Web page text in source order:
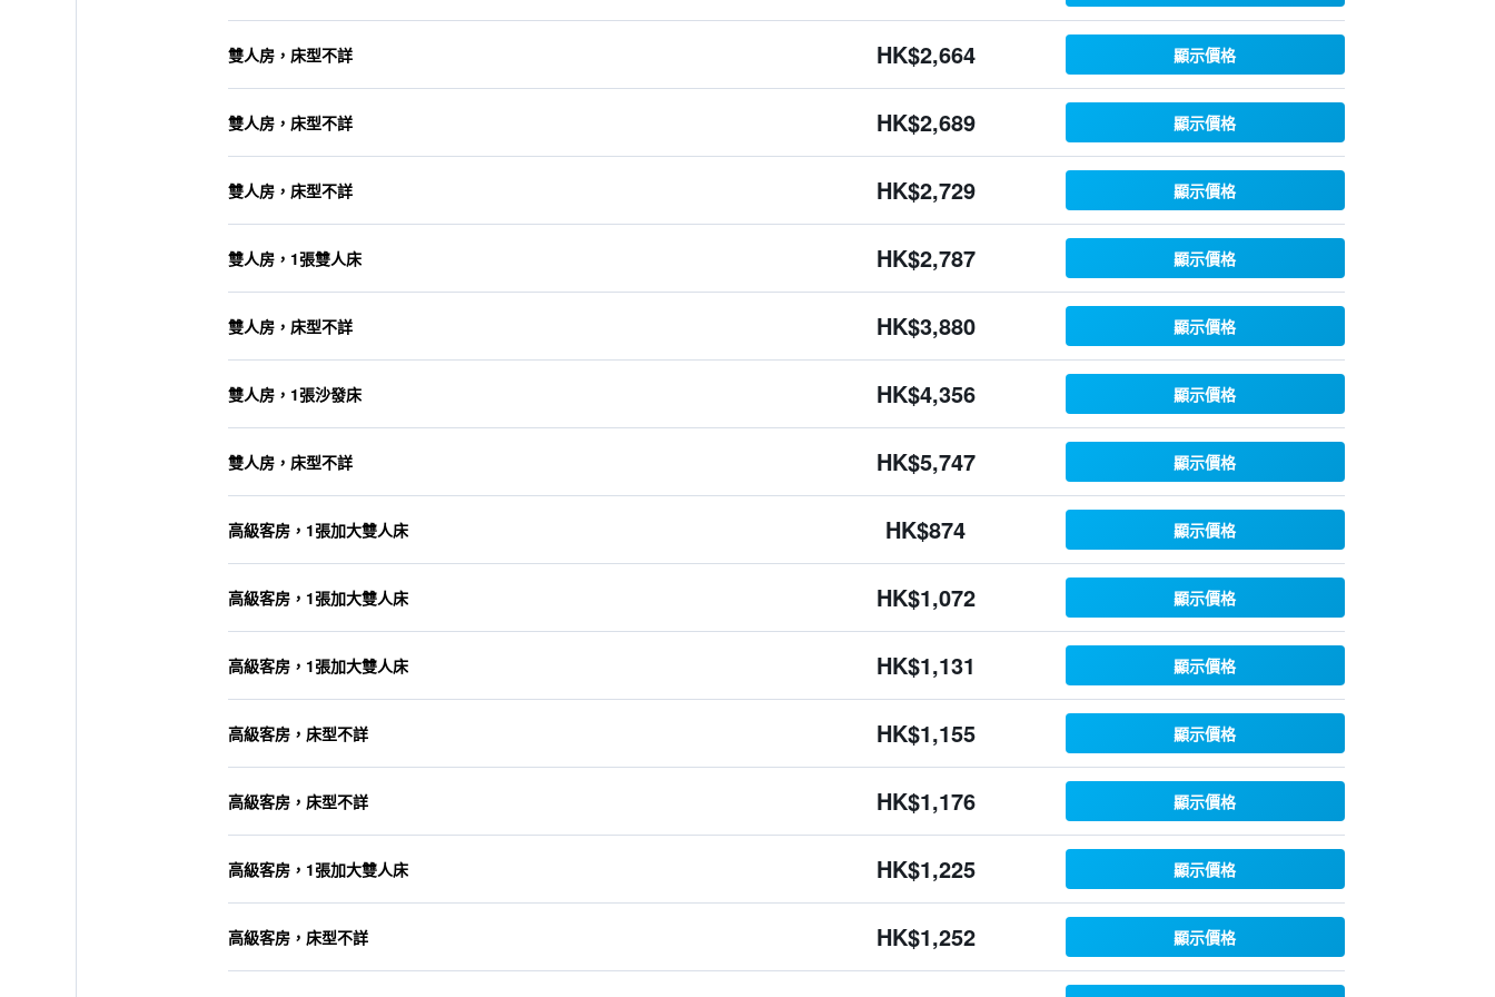
雙人房，床型不詳 HK$2,664 顯示價格
雙人房，床型不詳 HK$2,689 顯示價格
雙人房，床型不詳 HK$2,729 顯示價格
雙人房，1張雙人床 HK$2,787 顯示價格
雙人房，床型不詳 HK$3,880 顯示價格
雙人房，1張沙發床 HK$4,356 顯示價格
雙人房，床型不詳 HK$5,747 顯示價格
高級客房，1張加大雙人床 HK$874 顯示價格
高級客房，1張加大雙人床 HK$1,072 顯示價格
高級客房，1張加大雙人床 HK$1,131 顯示價格
高級客房，床型不詳 HK$1,155 顯示價格
高級客房，床型不詳 HK$1,176 顯示價格
高級客房，1張加大雙人床 HK$1,225 顯示價格
高級客房，床型不詳 HK$1,252 顯示價格